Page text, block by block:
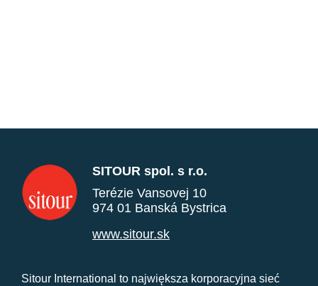
SITOUR spol. s r.o.
Terézie Vansovej 10
974 01 Banská Bystrica
www.sitour.sk
Sitour International to największa korporacyjna sieć